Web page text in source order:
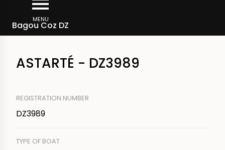
main
MENU
Bagou Coz DZ
Breadcrumb
ASTARTÉ - DZ3989
REGISTRATION NUMBER
DZ3989
TYPE OF BOAT